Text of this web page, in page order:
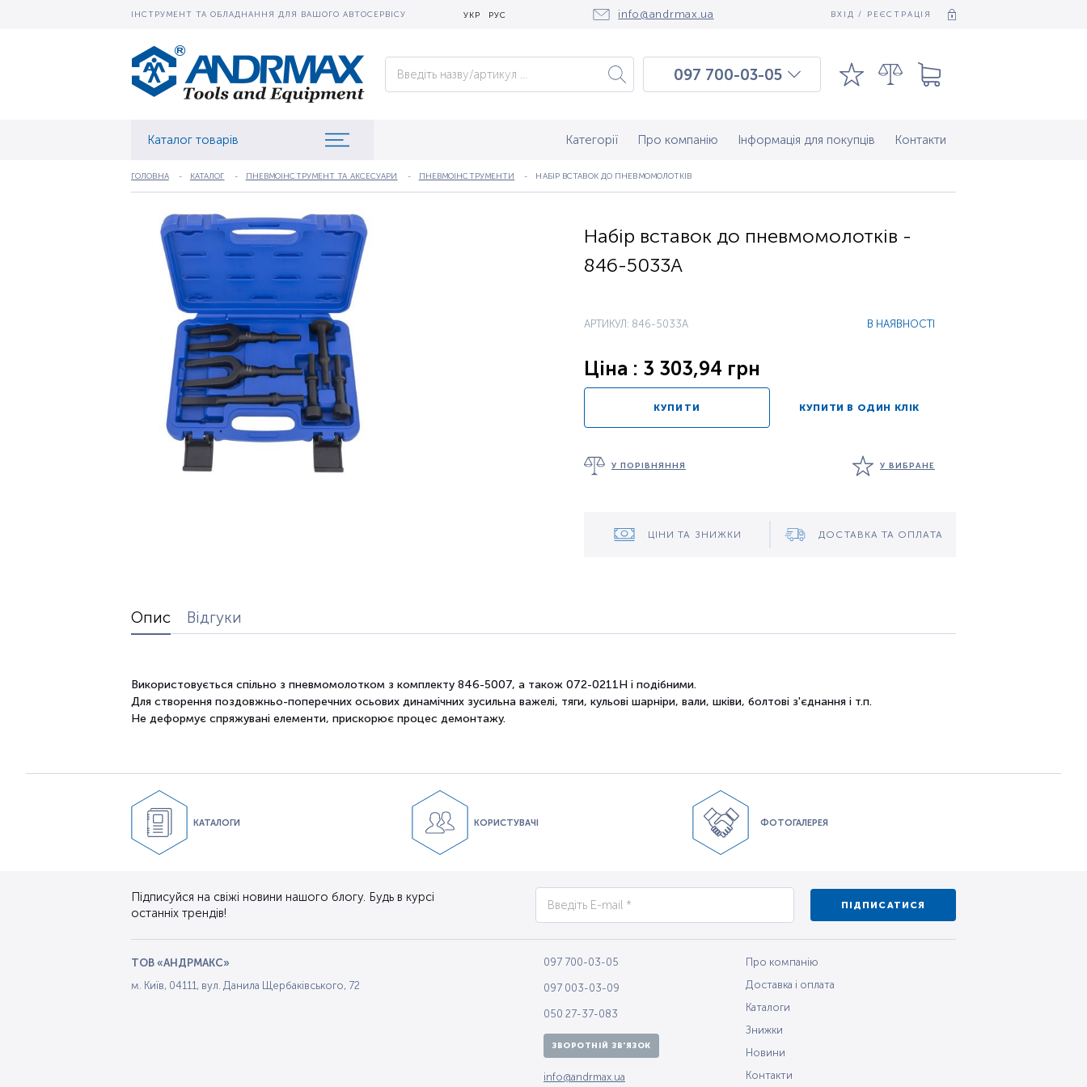
ІНСТРУМЕНТ ТА ОБЛАДНАННЯ ДЛЯ ВАШОГО АВТОСЕРВІСУ УКР РУС info@andrmax.ua ВХІД / РЕЄСТРАЦІЯ
097 700-03-05
097 003-03-09
Каталог товарів Категорії Про компанію Інформація для покупців Контакти
ГОЛОВНА КАТАЛОГ ПНЕВМОІНСТРУМЕНТ ТА АКСЕСУАРИ ПНЕВМОІНСТРУМЕНТИ НАБІР ВСТАВОК ДО ПНЕВМОМОЛОТКІВ
Набір вставок до пневмомолотків -
846-5033A
АРТИКУЛ: 846-5033A В НАЯВНОСТІ
Ціна : 3 303,94 грн
КУПИТИ КУПИТИ В ОДИН КЛІК
У ПОРІВНЯННЯ У ВИБРАНЕ
ЦІНИ ТА ЗНИЖКИ ДОСТАВКА ТА ОПЛАТА
Опис Відгуки
Використовується спільно з пневмомолотком з комплекту 846-5007, а також 072-0211H і подібними.
Для створення поздовжньо-поперечних осьових динамічних зусильна важелі, тяги, кульові шарніри, вали, шківи, болтові з'єднання і т.п.
Не деформує спряжувані елементи, прискорює процес демонтажу.
КАТАЛОГИ КОРИСТУВАЧІ ФОТОГАЛЕРЕЯ
Підписуйся на свіжі новини нашого блогу. Будь в курсі
останніх трендів!
ПІДПИСАТИСЯ
ТОВ «АНДРМАКС»
м. Київ, 04111, вул. Данила Щербаківського, 72
097 700-03-05
097 003-03-09
050 27-37-083
ЗВОРОТНІЙ ЗВ'ЯЗОК
info@andrmax.ua
Про компанію
Доставка і оплата
Каталоги
Знижки
Новини
Контакти